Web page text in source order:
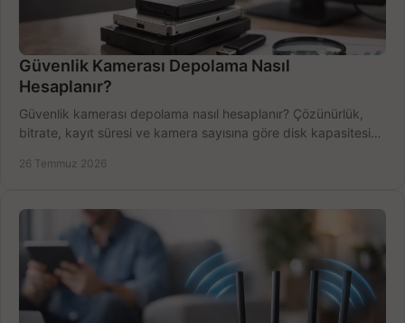
Güvenlik Kamerası Depolama Nasıl
Hesaplanır?
Güvenlik kamerası depolama nasıl hesaplanır? Çözünürlük,
bitrate, kayıt süresi ve kamera sayısına göre disk kapasitesini
26 Temmuz 2026